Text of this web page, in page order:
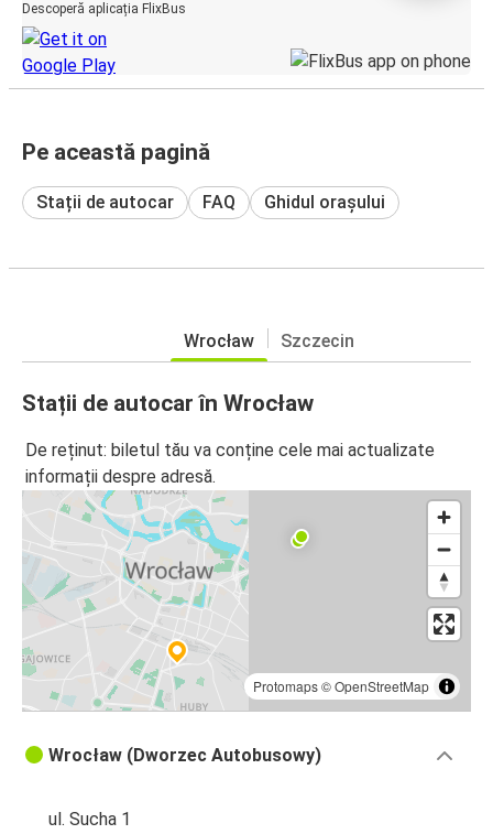
Descoperă aplicația FlixBus
Pe această pagină
Stații de autocar FAQ Ghidul orașului
Wrocław Szczecin
Stații de autocar în Wrocław
De reținut: biletul tău va conține cele mai actualizate
informații despre adresă.
Protomaps©OpenStreetMap
Wrocław (Dworzec Autobusowy)
ul. Sucha 1